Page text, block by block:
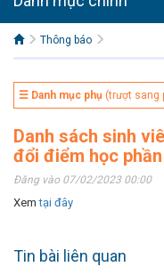
Thông báo
☰ Danh mục phụ (trượt sang
Danh sách sinh
đổi điểm học
Đăng vào 07/02/2023 00:00
Xemtại đây
Tin bài liên quan